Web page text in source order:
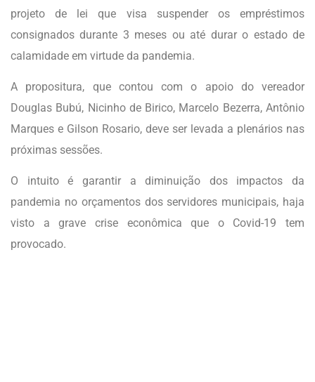
projeto de lei que visa suspender os empréstimos
consignados durante 3 meses ou até durar o estado de
calamidade em virtude da pandemia.
A propositura, que contou com o apoio do vereador
Douglas Bubú, Nicinho de Birico, Marcelo Bezerra, Antônio
Marques e Gilson Rosario, deve ser levada a plenários nas
próximas sessões.
O intuito é garantir a diminuição dos impactos da
pandemia no orçamentos dos servidores municipais, haja
visto a grave crise econômica que o Covid-19 tem
provocado.